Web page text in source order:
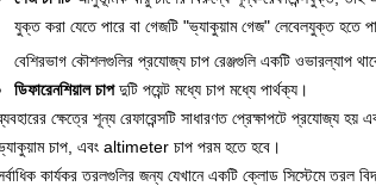
যুক্ত করা যেতে পারে বা গেজটি "ভ্যাকুয়াম গেজ" লেবেলযুক্ত হতে
বেশিরভাগ কৌশলগুলির প্রযোজ্য চাপ রেঞ্জগুলি একটি ওভারল্যাপ
ডিফারেনশিয়াল চাপদুটি পয়েন্ট মধ্যে চাপ মধ্যে পার্থক্য।
ক্ষেত্রে শূন্য রেফারেন্সটি সাধারণত প্রেক্ষাপটে প্রযোজ্য
চাপ, এবং altimeter চাপ পরম হতে হবে।
কার্যকর তরলগুলির জন্য যেখানে একটি ক্লোড সিস্টেমে তরল